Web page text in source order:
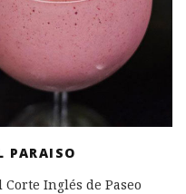
PARAISO
Inglés de Paseo